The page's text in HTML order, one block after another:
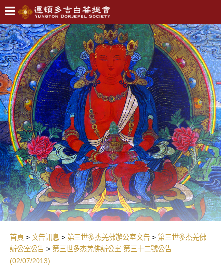
首頁 文告訊息 第三世多杰羌佛辦公室文告
第三世多杰羌佛
辦公室公告
第三世多杰羌佛辦公室 第三十二號公告
(02/07/2013)